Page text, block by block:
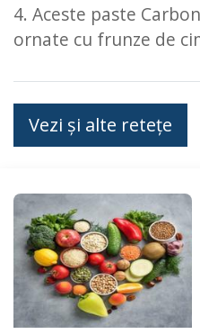
4. Aceste paste
ornate cu frunze de
Vezi și alte retețe